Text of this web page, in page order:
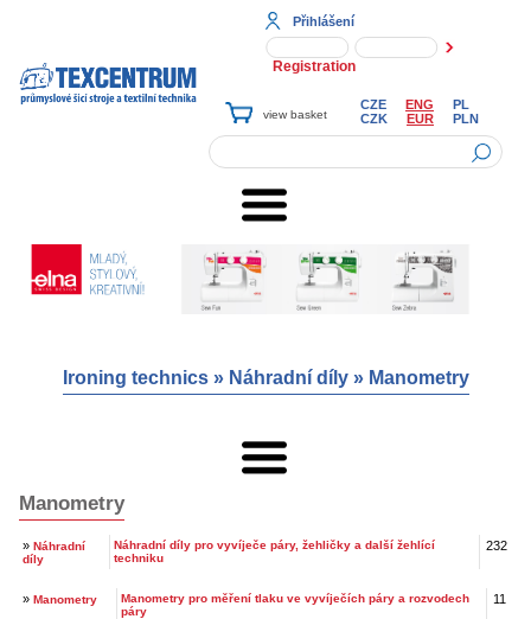
Přihlášení
Registration
CZE ENG
PL
CZK
EUR PLN
Ironing technics» Náhradní díly» Manometry
Manometry
» Náhradní
díly
Náhradní díly pro vyvíječe páry, žehličky a další žehlící
techniku
232
» Manometry
Manometry pro měření tlaku ve vyvíječích páry a rozvodech
páry
11